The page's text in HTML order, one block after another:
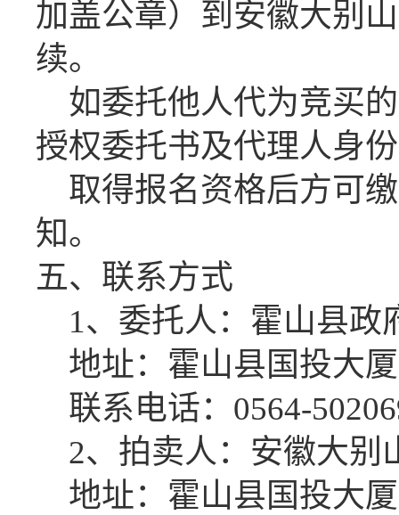
加盖公章）到安徽大别
续。
如委托他人代为竞买
授权委托书及代理人身
取得报名资格后方可
知。
五、联系方式
1、委托人：霍山县政
地址：霍山县国投大厦
联系电话： 0564-
2、拍卖人：安徽大别
地址：霍山县国投大厦